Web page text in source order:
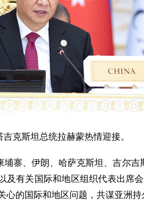
克斯坦总统拉赫蒙热情迎接。
、伊朗、哈萨克斯坦、吉尔吉
有关国际和地区组织代表出席
的国际和地区问题，共谋亚洲